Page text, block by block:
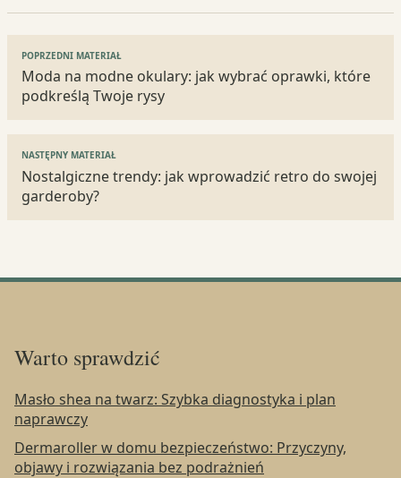
Nawigacja
wpisu
POPRZEDNI MATERIAŁ
Moda na modne okulary: jak wybrać oprawki, które
podkreślą Twoje rysy
NASTĘPNY MATERIAŁ
Nostalgiczne trendy: jak wprowadzić retro do swojej
garderoby?
Warto sprawdzić
Masło shea na twarz: Szybka diagnostyka i plan
naprawczy
Dermaroller w domu bezpieczeństwo: Przyczyny,
objawy i rozwiązania bez podrażnień